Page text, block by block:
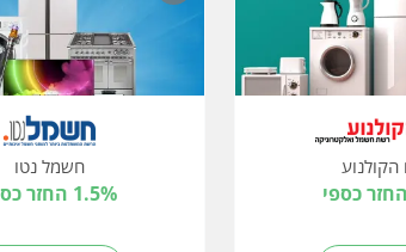
הקולנוע חשמל נטו
1.5% החזר כספי